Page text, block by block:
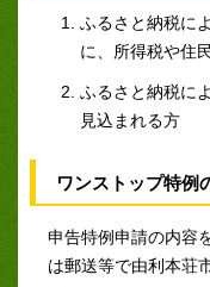
ふるさと納税に
に、所得税や住
ふるさと納税に
見込まれる方
ワンストップ特例
申告特例申請の内容
は郵送等で由利本荘